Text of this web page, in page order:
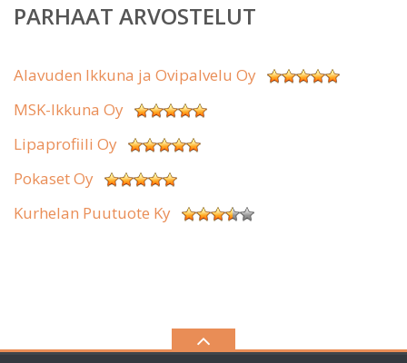
PARHAAT ARVOSTELUT
Alavuden Ikkuna ja Ovipalvelu Oy
MSK-Ikkuna Oy
Lipaprofiili Oy
Pokaset Oy
Kurhelan Puutuote Ky